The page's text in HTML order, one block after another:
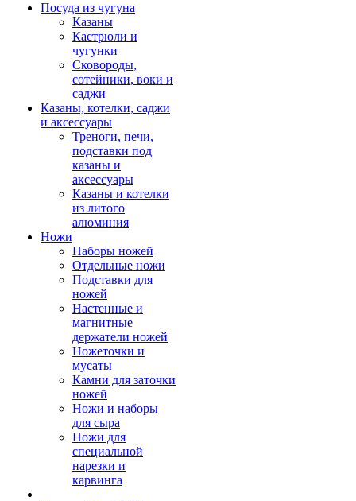
Посуда из чугуна
Казаны
Кастрюли и
чугунки
Сковороды,
сотейники, воки и
саджи
Казаны, котелки, саджи
и аксессуары
Треноги, печи,
подставки под
казаны и
аксессуары
Казаны и котелки
из литого
алюминия
Ножи
Наборы ножей
Отдельные ножи
Подставки для
ножей
Настенные и
магнитные
держатели ножей
Ножеточки и
мусаты
Камни для заточки
ножей
Ножи и наборы
для сыра
Ножи для
специальной
нарезки и
карвинга